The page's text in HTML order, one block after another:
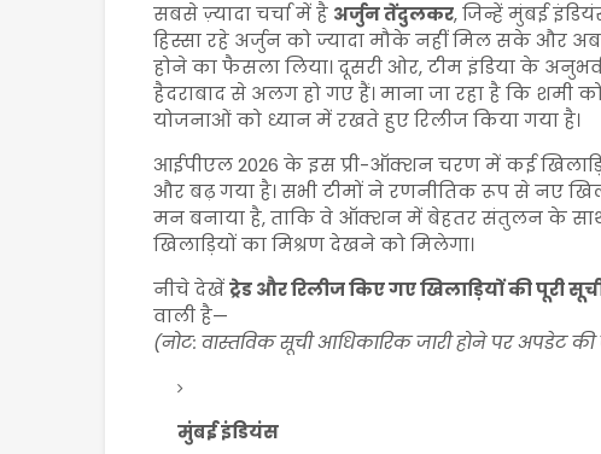
सबसे ज़्यादा चर्चा में है अर्जुन तेंदुलकर, जिन्हें मुंबई
हिस्सा रहे अर्जुन को ज्यादा मौके नहीं मिल सके और
होने का फैसला लिया। दूसरी ओर, टीम इंडिया के
हैदराबाद से अलग हो गए हैं। माना जा रहा है कि
योजनाओं को ध्यान में रखते हुए रिलीज किया गया है।
आईपीएल 2026 के इस प्री-ऑक्शन चरण में कई
और बढ़ गया है। सभी टीमों ने रणनीतिक रूप से नए
मन बनाया है, ताकि वे ऑक्शन में बेहतर संतुलन के
खिलाड़ियों का मिश्रण देखने को मिलेगा।
नीचे देखेंट्रेड और रिलीज किए गए खिलाड़ियों की पूरी
वाली है—
(नोट: वास्तविक सूची आधिकारिक जारी होने पर अपडेट की
मुंबई इंडियंस